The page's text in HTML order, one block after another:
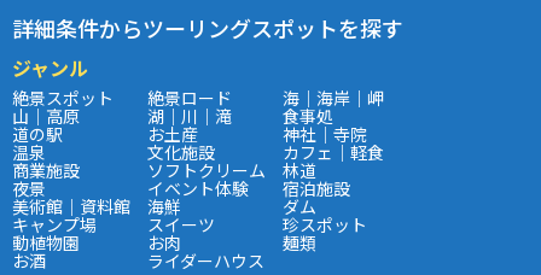
詳細条件からツーリングスポットを探す
ジャンル
絶景スポット 絶景ロード 海｜海岸｜岬
山｜高原 湖｜川｜滝 食事処
道の駅 お土産 神社｜寺院
温泉 文化施設 カフェ｜軽食
商業施設 ソフトクリーム 林道
夜景 イベント体験 宿泊施設
美術館｜資料館 海鮮 ダム
キャンプ場 スイーツ 珍スポット
動植物園 お肉 麺類
お酒 ライダーハウス